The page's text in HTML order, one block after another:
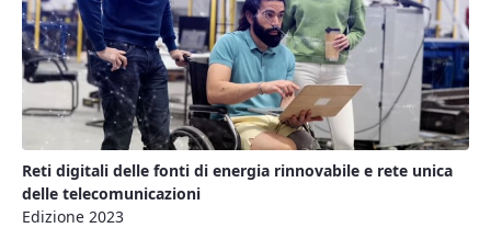
Reti digitali delle fonti di energia rinnovabile e rete unica
delle telecomunicazioni
Edizione 2023